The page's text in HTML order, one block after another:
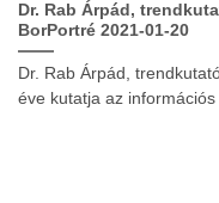
Dr. Rab Árpád,
BorPortré 2021-01-20
Dr. Rab Árpád,
éve kutatja az